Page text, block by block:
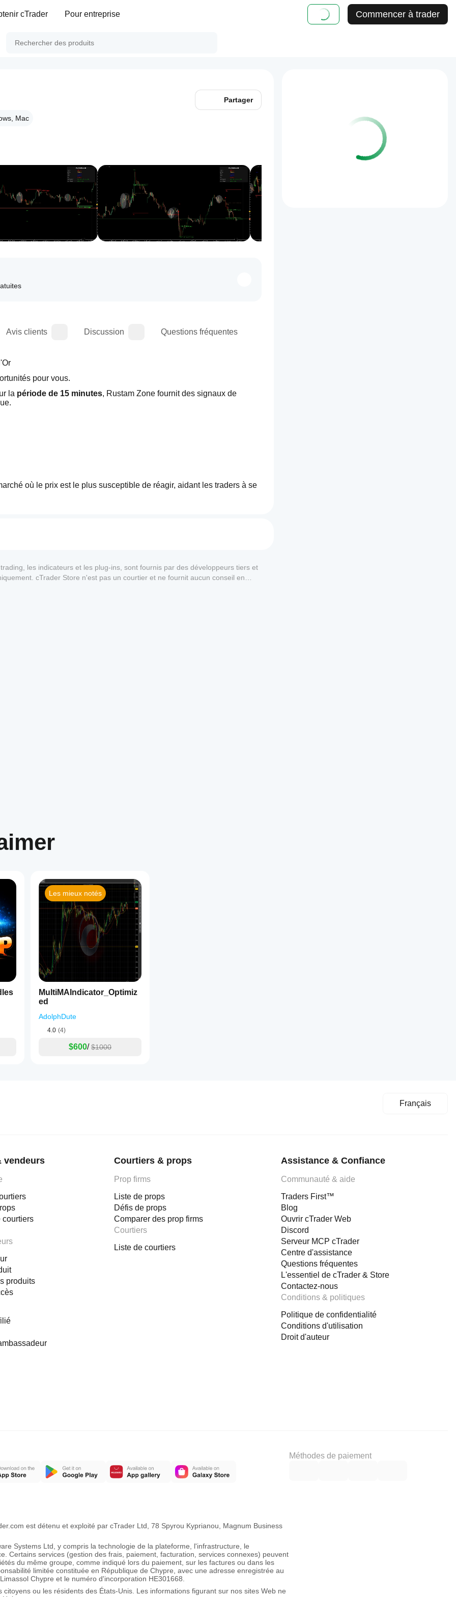
cTrader Pour entreprise Commencer à trader
Mac
Partager
Avis clients Discussion Questions fréquentes
pour vous.
la période de 15 minutes, Rustam Zone fournit des signaux de
où le prix est le plus susceptible de réagir, aidant les traders à se
de l'Or, Rustam Zone offre une manière simple et efficace
les indicateurs et les plug-ins, sont fournis par des développeurs tiers et
cTrader Store n'est pas un courtier et ne fournit aucun conseil en
quant aux performances futures.
Les mieux notés
MultiMAIndicator_Optimiz
ed
AdolphDute
4.0 (4)
$600/ $1000
Français
vendeurs
courtiers
produits
Courtiers & props
Prop firms
Liste de props
Défis de props
Comparer des prop firms
Courtiers
Liste de courtiers
Assistance & Confiance
Communauté & aide
Traders First™
Blog
Ouvrir cTrader Web
Discord
Serveur MCP cTrader
Centre d'assistance
Questions fréquentes
L'essentiel de cTrader & Store
Contactez-nous
Conditions & politiques
Politique de confidentialité
Conditions d'utilisation
Droit d'auteur
Méthodes de paiement
est détenu et exploité par cTrader Ltd, 78 Spyrou Kyprianou, Magnum Business
Systems Ltd, y compris la technologie de la plateforme, l'infrastructure, le
Certains services (gestion des frais, paiement, facturation, services connexes) peuvent
du même groupe, comme indiqué lors du paiement, sur les factures ou dans les
limitée constituée en République de Chypre, avec une adresse enregistrée au
Chypre et le numéro d'incorporation HE301668.
ou les résidents des États-Unis. Les informations figurant sur nos sites Web ne